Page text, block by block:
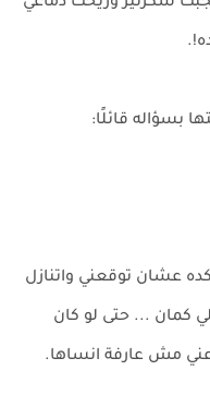
بسؤاله قائلًا:
عشان توقعني واتنازل
كمان ... حتى لو كان
مش عارفة انساها.